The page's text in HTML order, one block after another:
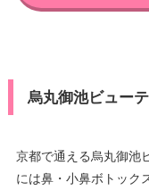
烏丸御池ビュー
京都で通える烏丸御池
には鼻・小鼻ボトック